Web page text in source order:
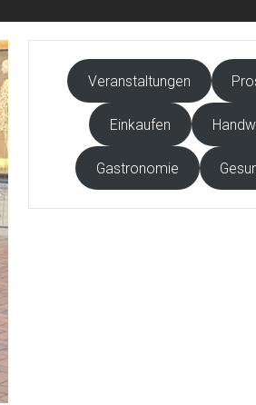
Veranstaltungen
Einkaufen
Gastronomie